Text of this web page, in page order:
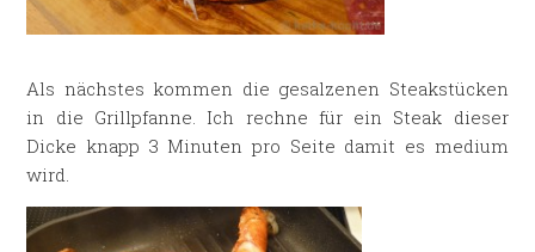
Als nächstes kommen die gesalzenen Steakstücken
in die Grillpfanne. Ich rechne für ein Steak dieser
Dicke knapp 3 Minuten pro Seite damit es medium
wird.